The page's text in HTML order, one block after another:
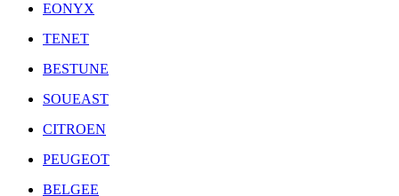
EONYX
TENET
BESTUNE
SOUEAST
CITROEN
PEUGEOT
BELGEE